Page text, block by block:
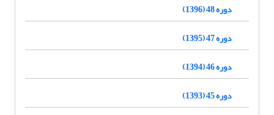
دوره 48 (1396)
دوره 47 (1395)
دوره 46 (1394)
دوره 45 (1393)